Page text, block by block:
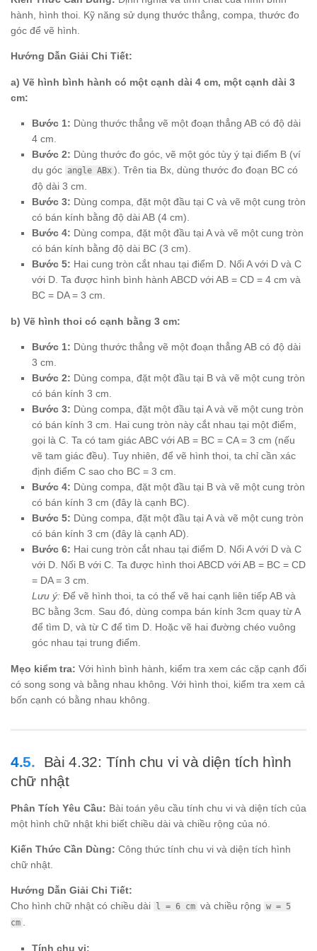
hành, hình thoi. Kỹ năng sử dụng thước thẳng, compa, thước đo
góc để vẽ hình.
Hướng Dẫn Giải Chi Tiết:
a) Vẽ hình bình hành có một cạnh dài 4 cm, một cạnh dài 3
cm:
Bước 1: Dùng thước thẳng vẽ một đoạn thẳng AB có độ dài
4 cm.
Bước 2: Dùng thước đo góc, vẽ một góc tùy ý tại điểm B (ví
dụ góc angle ABx ). Trên tia Bx, dùng thước đo đoạn BC có
độ dài 3 cm.
Bước 3: Dùng compa, đặt một đầu tại C và vẽ một cung tròn
có bán kính bằng độ dài AB (4 cm).
Bước 4: Dùng compa, đặt một đầu tại A và vẽ một cung tròn
có bán kính bằng độ dài BC (3 cm).
Bước 5: Hai cung tròn cắt nhau tại điểm D. Nối A với D và C
với D. Ta được hình bình hành ABCD với AB = CD = 4 cm và
BC = DA = 3 cm.
b) Vẽ hình thoi có cạnh bằng 3 cm:
Bước 1: Dùng thước thẳng vẽ một đoạn thẳng AB có độ dài
3 cm.
Bước 2: Dùng compa, đặt một đầu tại B và vẽ một cung tròn
có bán kính 3 cm.
Bước 3: Dùng compa, đặt một đầu tại A và vẽ một cung tròn
có bán kính 3 cm. Hai cung tròn này cắt nhau tại một điểm,
gọi là C. Ta có tam giác ABC với AB = BC = CA = 3 cm (nếu
vẽ tam giác đều). Tuy nhiên, để vẽ hình thoi, ta chỉ cần xác
định điểm C sao cho BC = 3 cm.
Bước 4: Dùng compa, đặt một đầu tại B và vẽ một cung tròn
có bán kính 3 cm (đây là cạnh BC).
Bước 5: Dùng compa, đặt một đầu tại A và vẽ một cung tròn
có bán kính 3 cm (đây là cạnh AD).
Bước 6: Hai cung tròn cắt nhau tại điểm D. Nối A với D và C
với D. Nối B với C. Ta được hình thoi ABCD với AB = BC = CD
= DA = 3 cm.
Lưu ý: Để vẽ hình thoi, ta có thể vẽ hai cạnh liên tiếp AB và
BC bằng 3cm. Sau đó, dùng compa bán kính 3cm quay từ A
để tìm D, và từ C để tìm D. Hoặc vẽ hai đường chéo vuông
góc nhau tại trung điểm.
Mẹo kiểm tra: Với hình bình hành, kiểm tra xem các cặp cạnh đối
có song song và bằng nhau không. Với hình thoi, kiểm tra xem cả
bốn cạnh có bằng nhau không.
Bài 4.32: Tính chu vi và diện tích hình
chữ nhật
Phân Tích Yêu Cầu: Bài toán yêu cầu tính chu vi và diện tích của
một hình chữ nhật khi biết chiều dài và chiều rộng của nó.
Kiến Thức Cần Dùng: Công thức tính chu vi và diện tích hình
chữ nhật.
Hướng Dẫn Giải Chi Tiết:
Cho hình chữ nhật có chiều dài l = 6 cm và chiều rộng w = 5
cm
Tính chu vi: